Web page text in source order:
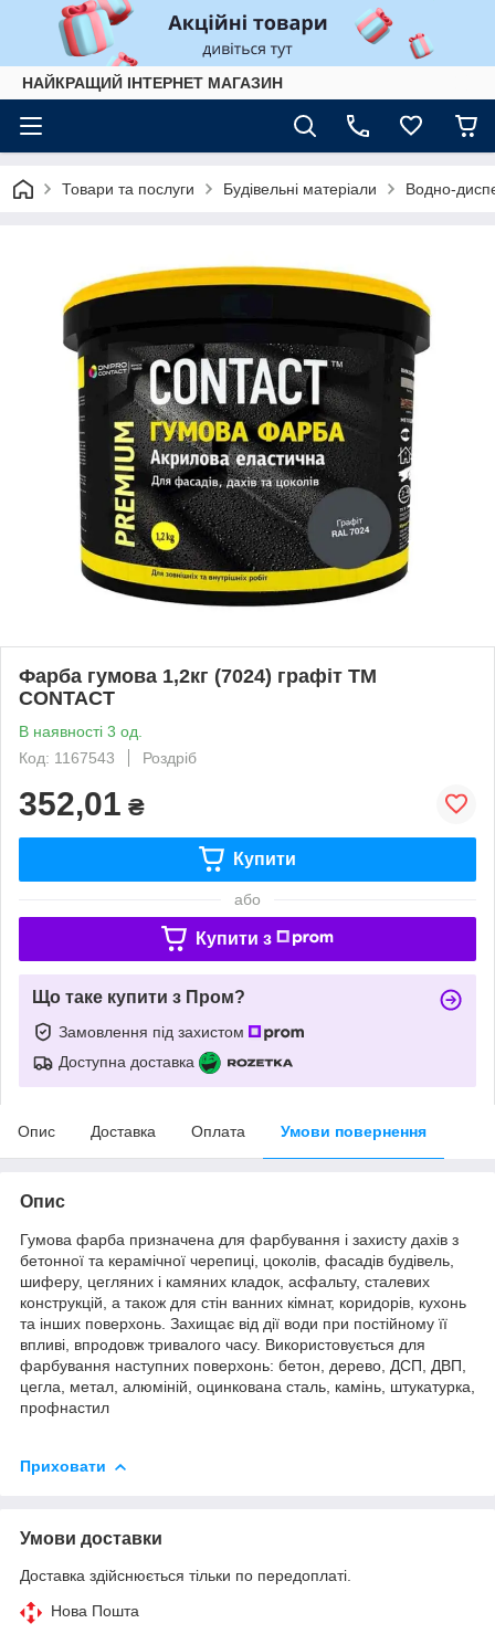
НАЙКРАЩИЙ ІНТЕРНЕТ МАГАЗИН
Товари та послуги Будівельні матеріали Водно-
Фарба гумова 1,2кг (7024) графіт ТМ
CONTACT
В наявності 3 од.
Код: 1167543
Роздріб
352,01 ₴
Купити
або
Купити з
Що таке купити з Пром?
Замовлення під захистом
Доступна доставка
Опис Доставка Оплата Умови повернення
Опис
Гумова фарба призначена для фарбування і захисту дахів з
бетонної та керамічної черепиці, цоколів, фасадів будівель,
шиферу, цегляних і камяних кладок, асфальту, сталевих
конструкцій, а також для стін ванних кімнат, коридорів, кухонь
та інших поверхонь. Захищає від дії води при постійному її
впливі, впродовж тривалого часу. Використовується для
фарбування наступних поверхонь: бетон, дерево, ДСП, ДВП,
цегла, метал, алюміній, оцинкована сталь, камінь, штукатурка,
профнастил
Приховати
Умови доставки
Доставка здійснюється тільки по передоплаті.
Нова Пошта